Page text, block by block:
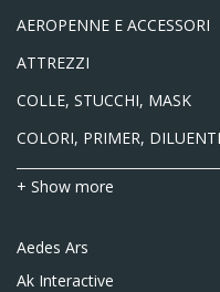
AEROPENNE E ACCESSORI
ATTREZZI
COLLE, STUCCHI, MASK
COLORI, PRIMER,
+ Show more
Aedes Ars
Ak Interactive